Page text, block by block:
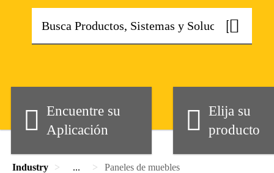
Encuentre su
Aplicación
Elija su
producto
Industry ... Paneles de muebles